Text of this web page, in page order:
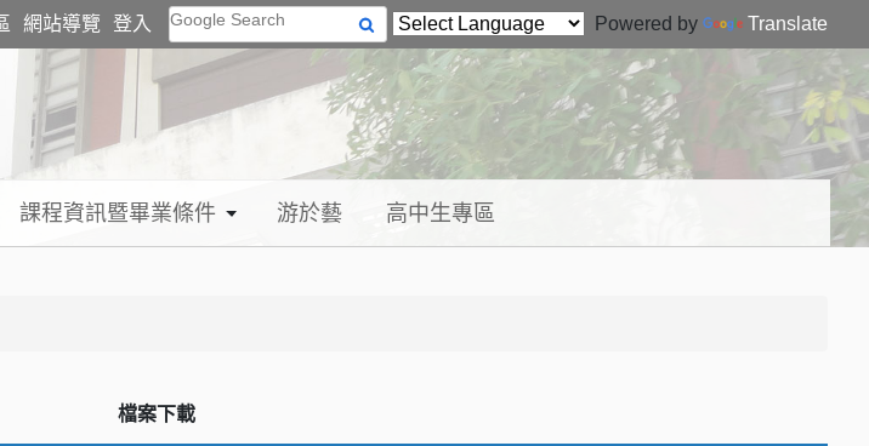
網站導覽 登入 Google Search Powered by Translate
課程資訊暨畢業條件 游於藝 高中生專區
檔案下載